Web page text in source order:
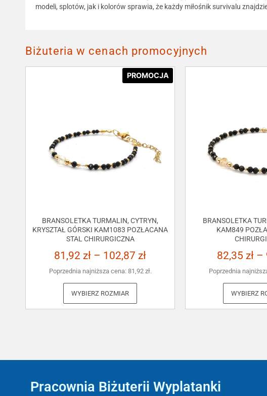
modeli, splotów, jak i kolorów sprawia, że każdy miłośnik survivalu
Biżuteria w cenach promocyjnych
PROMOCJA
BRANSOLETKA TURMALIN, CYTRYN,
KRYSZTAŁ GÓRSKI KAM1083 POZŁACANA
STAL CHIRURGICZNA
81,92 zł – 102,87 zł
Poprzednia najniższa cena: 81,92 zł.
WYBIERZ ROZMIAR
BRANSOLETKA
KAM849
82,35 zł –
Poprzednia
WYBIERZ
Pracownia Biżuterii Wyplatanki